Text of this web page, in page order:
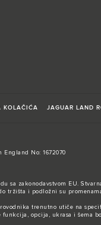
KOLAČIĆA JAGUAR LAND
England No: 1672070
sa zakonodavstvom EU.
tržišta i podložni su
trenutno utiče na
opcija, ukrasa i šema